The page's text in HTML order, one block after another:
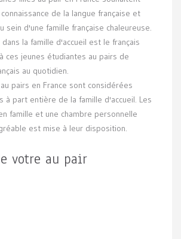
de la langue française et
sein d'une famille française chaleureuse.
la famille d'accueil est le français
ces jeunes étudiantes au pairs de
au quotidien.
pairs en France sont considérées
à part entière de la famille d'accueil. Les
famille et une chambre personnelle
est mise à leur disposition.
votre au pair